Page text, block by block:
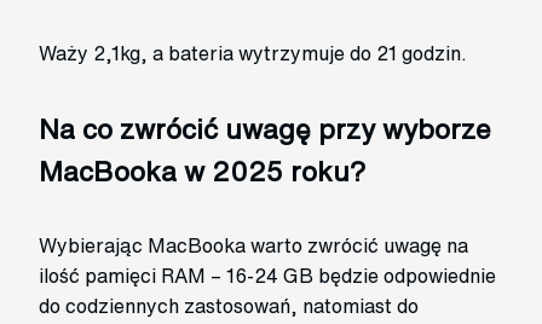
Waży 2,1kg, a bateria wytrzymuje do 21 godzin.
Na co zwrócić uwagę przy wyborze
MacBooka w 2025 roku?
Wybierając MacBooka warto zwrócić uwagę na
ilość pamięci RAM – 16-24 GB będzie odpowiednie
do codziennych zastosowań, natomiast do